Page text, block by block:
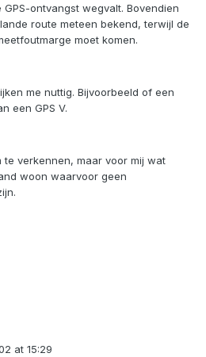
ontvangst wegvalt. Bovendien
route meteen bekend, terwijl de
moet komen.
me nuttig. Bijvoorbeeld of een
een GPS V.
te verkennen, maar voor mij wat
woon waarvoor geen
at 15:29